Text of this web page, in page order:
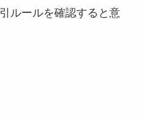
ルールを確認すると意